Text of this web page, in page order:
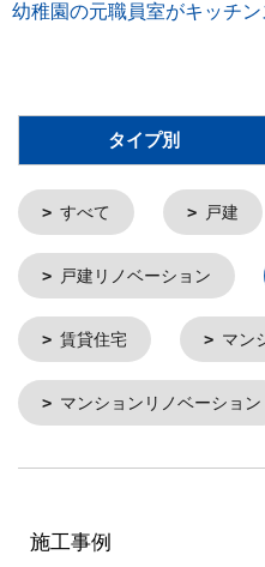
幼稚園の元職員室がキッチン
タイプ別
すべて 戸建
戸建リノベーション
賃貸住宅 マン
マンションリノベーション
施工事例